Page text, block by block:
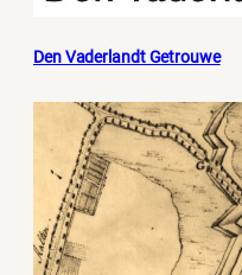
Den Vaderlandt Getrouwe